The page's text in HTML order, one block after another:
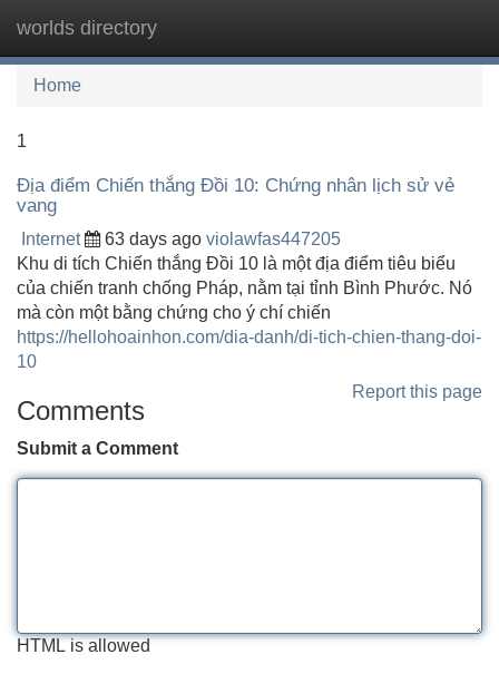
worlds directory
Home
1
Địa điểm Chiến thắng Đồi 10: Chứng nhân lịch sử vẻ
vang
Internet 63 days ago violawfas447205
Khu di tích Chiến thắng Đồi 10 là một địa điểm tiêu biểu
của chiến tranh chống Pháp, nằm tại tỉnh Bình Phước. Nó
mà còn một bằng chứng cho ý chí chiến
https://hellohoainhon.com/dia-danh/di-tich-chien-thang-doi-
10
Report this page
Comments
Submit a Comment
HTML is allowed